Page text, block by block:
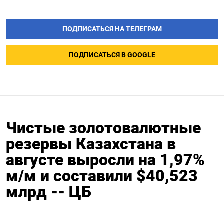
ПОДПИСАТЬСЯ НА ТЕЛЕГРАМ
ПОДПИСАТЬСЯ В GOOGLE
Чистые золотовалютные
резервы Казахстана в
августе выросли на 1,97%
м/м и составили $40,523
млрд -- ЦБ